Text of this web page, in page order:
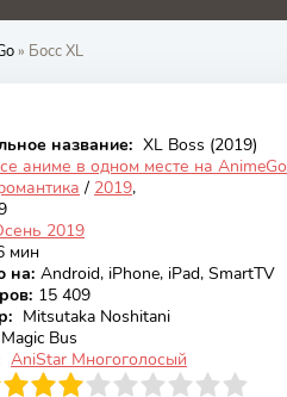
» Босс XL
название: XL Boss (2019)
аниме в одном месте на AnimeGo
/ 2019,
2019
мин
на: Android, iPhone, iPad, SmartTV
: 15 409
Mitsutaka Noshitani
Magic Bus
AniStar Многоголосый
7 8 9 10